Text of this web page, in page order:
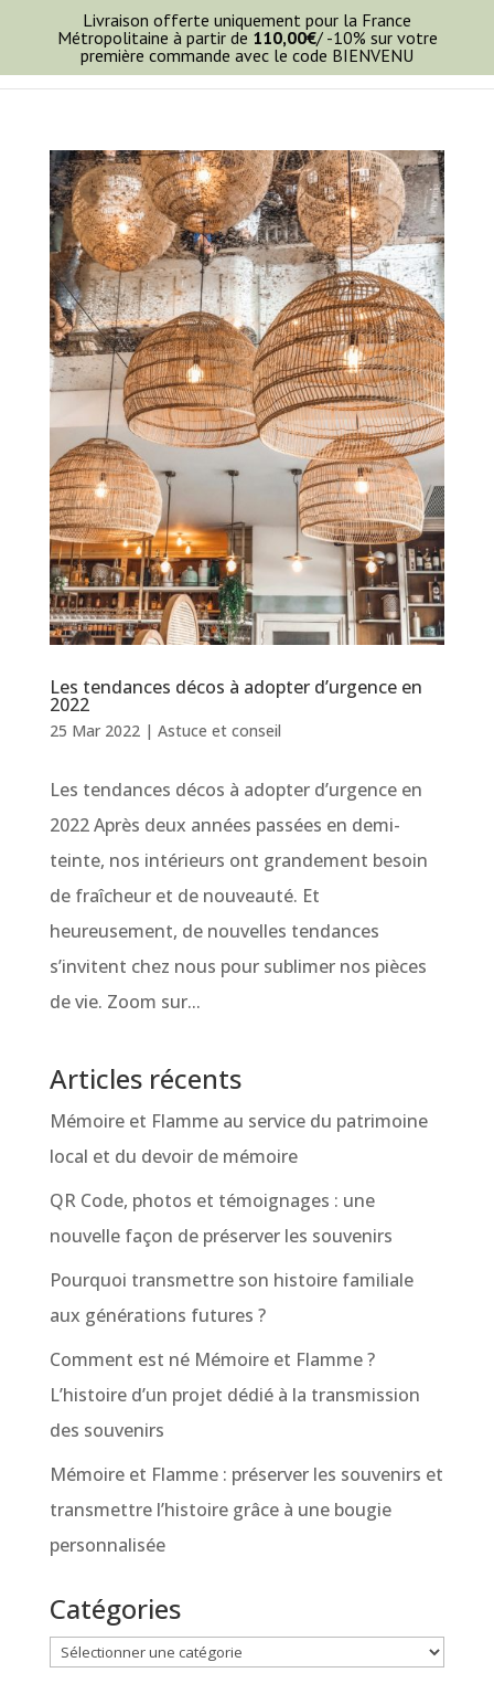
Les tendances décos à adopter d’urgence en
2022
25 Mar 2022| Astuce et conseil
Les tendances décos à adopter d’urgence en
2022 Après deux années passées en demi-
teinte, nos intérieurs ont grandement besoin
de fraîcheur et de nouveauté. Et
heureusement, de nouvelles tendances
s’invitent chez nous pour sublimer nos pièces
de vie. Zoom sur...
Articles récents
Mémoire et Flamme au service du patrimoine
local et du devoir de mémoire
QR Code, photos et témoignages : une
nouvelle façon de préserver les souvenirs
Pourquoi transmettre son histoire familiale
aux générations futures ?
Comment est né Mémoire et Flamme ?
L’histoire d’un projet dédié à la transmission
des souvenirs
Mémoire et Flamme : préserver les souvenirs et
transmettre l’histoire grâce à une bougie
personnalisée
Catégories
Catégories
Livraison offerte uniquement pour la France
Métropolitaine à partir de 110,00€/ -10% sur votre
première commande avec le code BIENVENU